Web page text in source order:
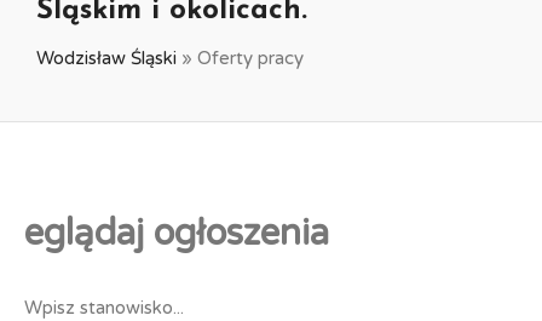
Śląskim i okolicach.
Wodzisław Śląski » Oferty pracy
eglądaj ogłoszenia